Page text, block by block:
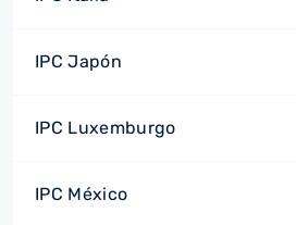
IPC Japón
IPC Luxemburgo
IPC México